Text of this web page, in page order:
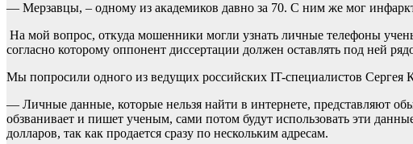
— Мерзавцы, – одному из академиков давно за 70. С ним же мог
На мой вопрос, откуда мошенники могли узнать личные телефоны
согласно которому оппонент диссертации должен оставлять под ней
Мы попросили одного из ведущих российских IT-специалистов Сергея
— Личные данные, которые нельзя найти в интернете, представляют
обзванивает и пишет ученым, сами потом будут использовать эти
долларов, так как продается сразу по нескольким адресам.